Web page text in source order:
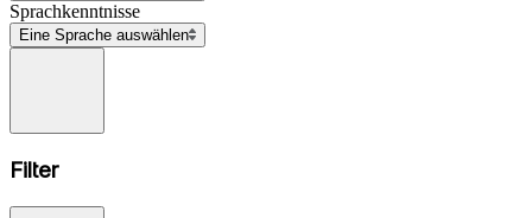
Sprachkenntnisse
Eine Sprache auswählen
Filter